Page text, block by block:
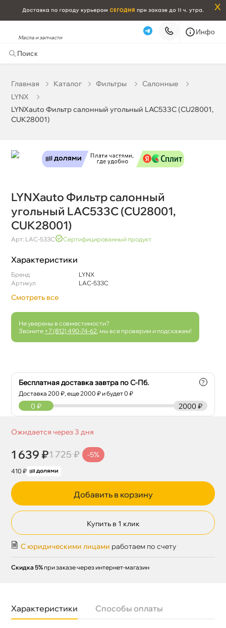
x
Масла и запчасти
Инфо
Главная Катало Фильтры
Салонные
LYNX
LYNXauto Фильтр салонный угольный LAC533C (CU28001,
CUK28001)
LYNXauto Фильтр салонный
угольный LAC533C (CU28001,
CUK28001)
Арт: LAC-533C Сертифицированный продукт
Характеристики
Бренд
LYNX
Артикул
LAC-533C
Смотреть все
Не уверены в совместимости?
Звоните +7 (812) 490-74-62 , мы все проверим и подскажем!
Бесплатная доставка завтра по С-Пб.
Доставка200 ₽, еще2000 ₽ и будет 0 ₽
?
2000 ₽
0 ₽
Ожидается через 3 дня
1 639 ₽1 725 ₽ -5%
410 ₽
Добавить в корзину
Купить в 1 клик
С юридическими лицами работаем по счету
Скидка 5% при заказе через интернет-магазин
Характеристики Способы оплаты
LYNXauto Фильтр салонный угольный LAC533C
Бесплатная Сегодня, 07.08 (при заказе от 2000₽)
Срочная за 2 ч – 399 ₽
Карта Список